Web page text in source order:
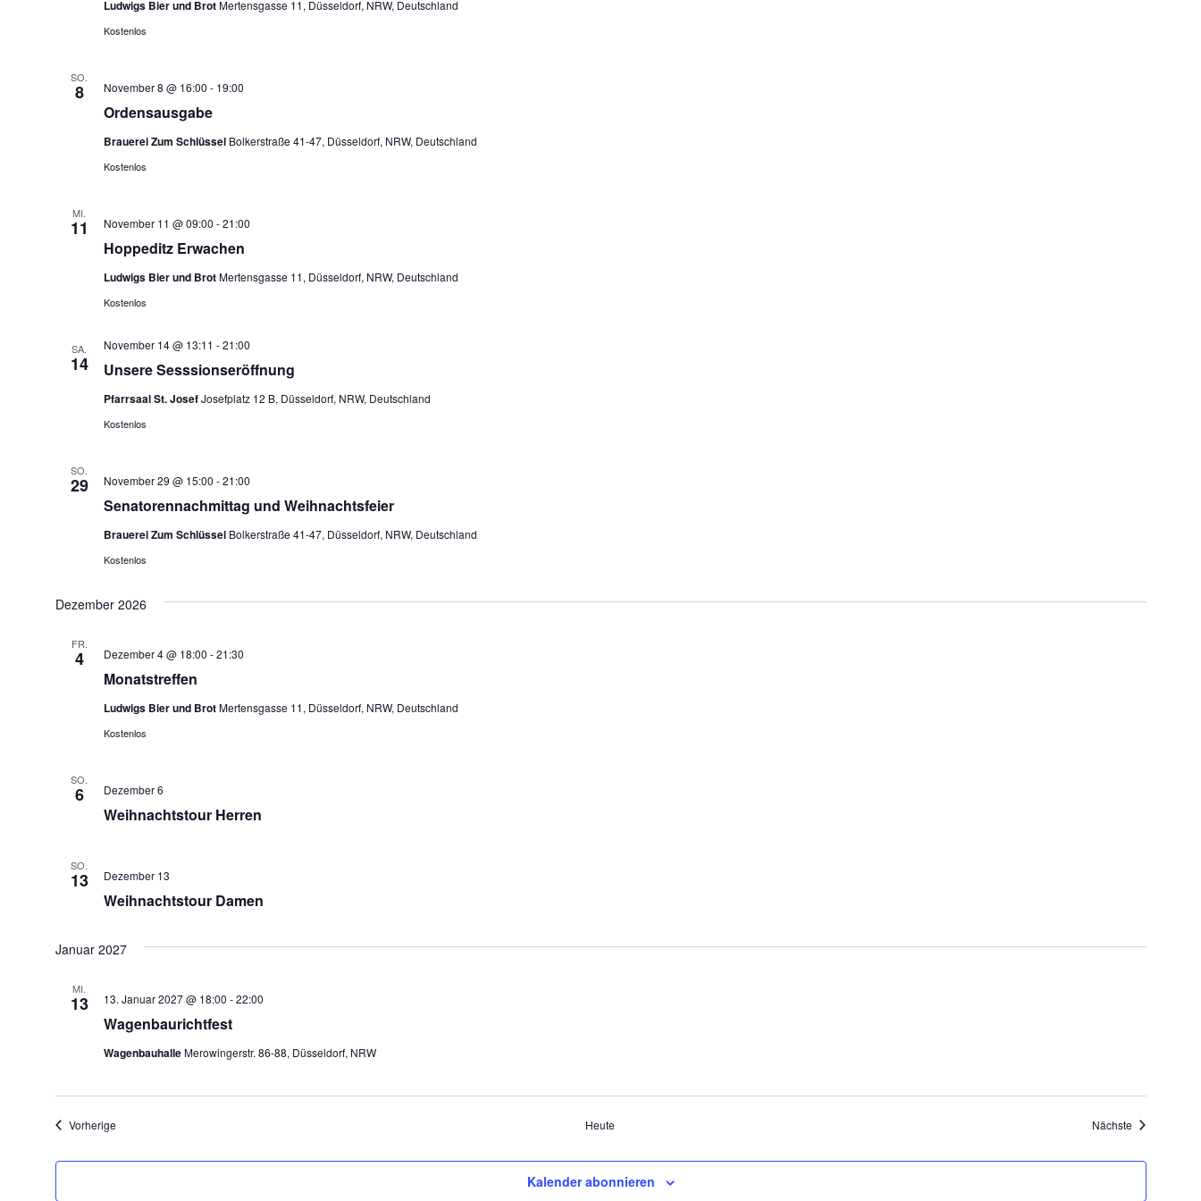
Ludwigs Bier und BrotMertensgasse 11, Düsseldorf, NRW, Deutschland
Kostenlos
SO.
8
Ordensausgabe
November 8 @ 16:00 - 19:00
Brauerei Zum Schlüssel Bolkerstraße 41-47, Düsseldorf, NRW, Deutschland
Kostenlos
MI.
11
Hoppeditz Erwachen
November 11 @ 09:00 -21:00
Ludwigs Bier und BrotMertensgasse 11, Düsseldorf, NRW, Deutschland
Kostenlos
SA.
14 Unsere Sesssionseröffnung
November 14 @ 13:11 -21:00
Pfarrsaal St. JosefJosefplatz 12 B, Düsseldorf, NRW, Deutschland
Kostenlos
SO.
29
Senatorennachmittag und Weihnachtsfeier
November 29 @ 15:00 -21:00
Brauerei Zum Schlüssel Bolkerstraße 41-47, Düsseldorf, NRW, Deutschland
Kostenlos
Dezember 2026
FR.
4
Monatstreffen
Dezember 4 @ 18:00 -21:30
Ludwigs Bier und BrotMertensgasse 11, Düsseldorf, NRW, Deutschland
Kostenlos
SO.
6
Weihnachtstour Herren
Dezember 6
SO.
13
Weihnachtstour Damen
Dezember 13
Januar 2027
MI.
13
Wagenbaurichtfest
13. Januar 2027 @ 18:00 -22:00
WagenbauhalleMerowingerstr. 86-88, Düsseldorf, NRW
VorherigeVeranstaltungen Heute Nächste
Kalender abonnieren